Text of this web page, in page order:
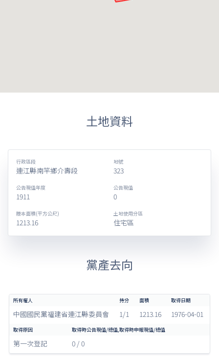
土地資料
行政區段
連江縣南竿鄉介壽段
地號
323
公告現值年度
1911
公告現值
0
謄本面積(平方公尺)
1213.16
土地使用分區
住宅區
黨產去向
中國國民黨福建省連江縣委員會 1/1 1213.16 1976-04-01
第一次登記 0 / 0